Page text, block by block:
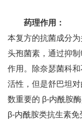
药理作用：
本复方的抗菌成分
头孢菌素，通过抑
作用。除奈瑟菌科
活性，但是舒巴坦
数重要的 β-内酰胺
β-内酰胺类抗生素